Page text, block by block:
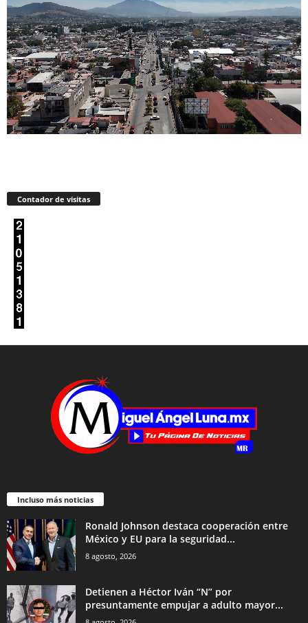
Contador de visitas
Incluso más noticias
Ronald Johnson destaca cooperación entre
México y EU para la seguridad...
8 agosto, 2026
Detienen a Héctor Iván “N” por
presuntamente empujar a adulto mayor...